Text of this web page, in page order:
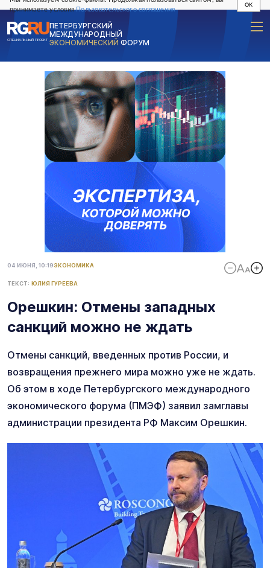
принимаете условияПользовательского соглашения
OK
СПЕЦИАЛЬНЫЙ ПРОЕКТ
ПЕТЕРБУРГСКИЙ
МЕЖДУНАРОДНЫЙ
ЭКОНОМИЧЕСКИЙ ФОРУМ
04 ИЮНЯ, 10:19ЭКОНОМИКА
ТЕКСТ: ЮЛИЯ ГУРЕЕВА
Орешкин: Отмены западных
санкций можно не ждать
Отмены санкций, введенных против России, и
возвращения прежнего мира можно уже не ждать.
Об этом в ходе Петербургского международного
экономического форума (ПМЭФ) заявил замглавы
администрации президента РФ Максим Орешкин.